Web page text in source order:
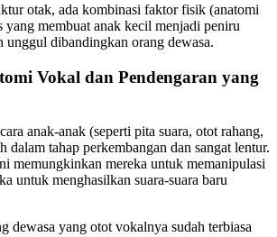
otak, ada kombinasi faktor fisik (anatomi
membuat anak kecil menjadi peniru
unggul dibandingkan orang dewasa.
Vokal dan Pendengaran yang
anak-anak (seperti pita suara, otot rahang,
dalam tahap perkembangan dan sangat lentur.
memungkinkan mereka untuk memanipulasi
untuk menghasilkan suara-suara baru
dewasa yang otot vokalnya sudah terbiasa